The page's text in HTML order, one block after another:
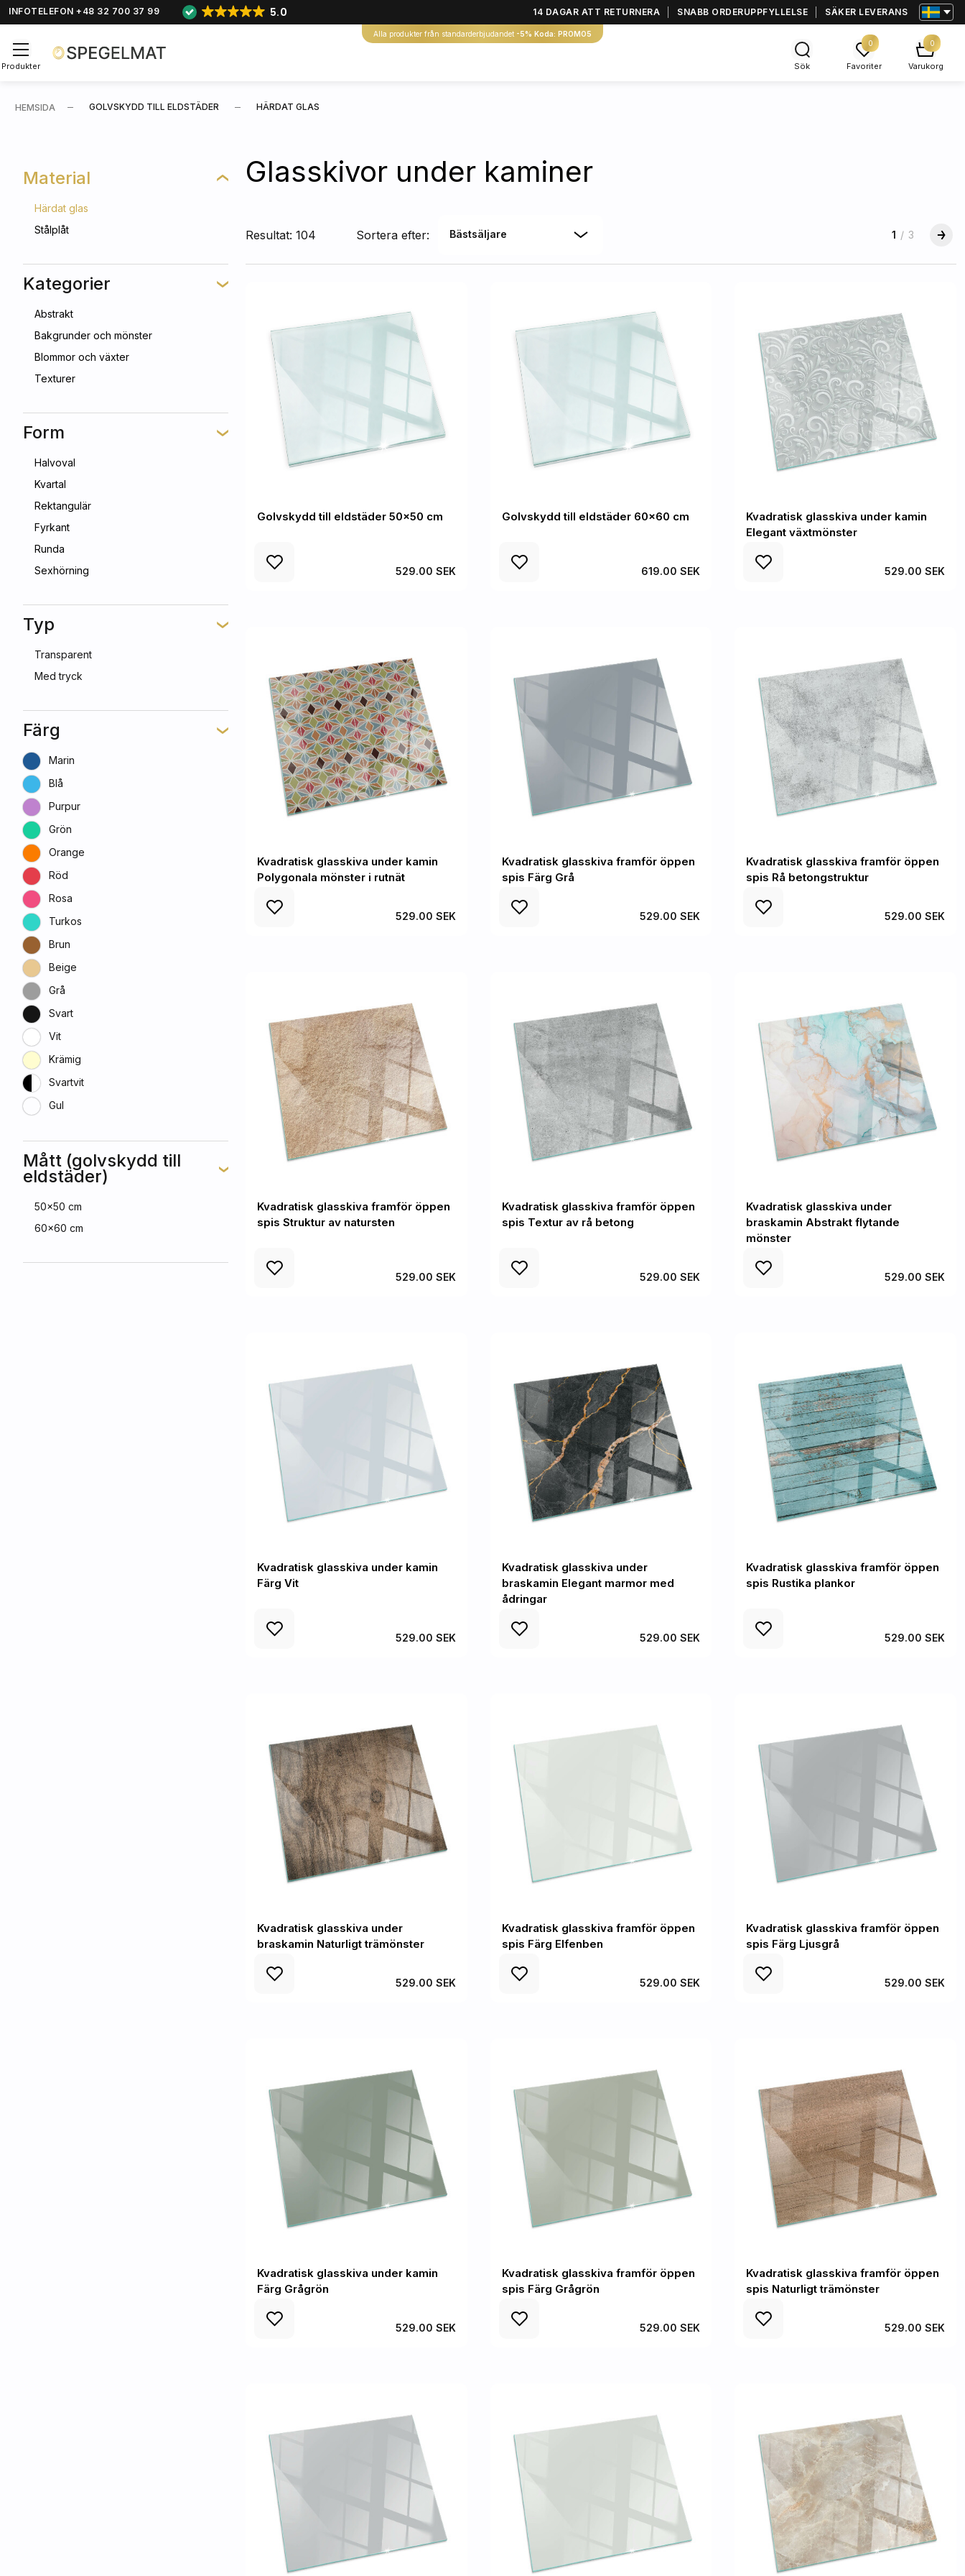
INFOTELEFON +48 32 700 37 99 5.0 14 DAGAR ATT RETURNERA SNABB ORDERUPPFYLLELSE SÄKER LEVERANS
Alla produkter från standarderbjudandet -5% Koda: PROMO5
Produkter Sök
0
Favoriter
0
Varukorg
HEMSIDA GOLVSKYDD TILL ELDSTÄDER HÄRDAT GLAS
Material
Härdat glas
Stålplåt
Kategorier
Abstrakt
Bakgrunder och mönster
Blommor och växter
Texturer
Form
Halvoval
Kvartal
Rektangulär
Fyrkant
Runda
Sexhörning
Typ
Transparent
Med tryck
Färg
Marin
Blå
Purpur
Grön
Orange
Röd
Rosa
Turkos
Brun
Beige
Grå
Svart
Vit
Krämig
Svartvit
Gul
Mått (golvskydd till
eldstäder)
50x50 cm
60x60 cm
Glasskivor under kaminer
Resultat: 104 Sortera efter: Bästsäljare 1 / 3
Golvskydd till eldstäder 50x50 cm
529.00 SEK
Golvskydd till eldstäder 60x60 cm
619.00 SEK
Kvadratisk glasskiva under kamin
Elegant växtmönster
529.00 SEK
Kvadratisk glasskiva under kamin
Polygonala mönster i rutnät
529.00 SEK
Kvadratisk glasskiva framför öppen
spis Färg Grå
529.00 SEK
Kvadratisk glasskiva framför öppen
spis Rå betongstruktur
529.00 SEK
Kvadratisk glasskiva framför öppen
spis Struktur av natursten
529.00 SEK
Kvadratisk glasskiva framför öppen
spis Textur av rå betong
529.00 SEK
Kvadratisk glasskiva under
braskamin Abstrakt flytande
mönster
529.00 SEK
Kvadratisk glasskiva under kamin
Färg Vit
529.00 SEK
Kvadratisk glasskiva under
braskamin Elegant marmor med
ådringar
529.00 SEK
Kvadratisk glasskiva framför öppen
spis Rustika plankor
529.00 SEK
Kvadratisk glasskiva under
braskamin Naturligt trämönster
529.00 SEK
Kvadratisk glasskiva framför öppen
spis Färg Elfenben
529.00 SEK
Kvadratisk glasskiva framför öppen
spis Färg Ljusgrå
529.00 SEK
Kvadratisk glasskiva under kamin
Färg Grågrön
529.00 SEK
Kvadratisk glasskiva framför öppen
spis Färg Grågrön
529.00 SEK
Kvadratisk glasskiva framför öppen
spis Naturligt trämönster
529.00 SEK